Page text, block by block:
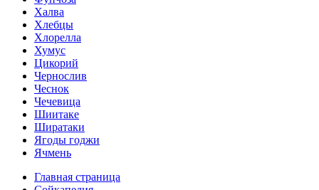
Халва
Хлебцы
Хлорелла
Хумус
Цикорий
Чернослив
Чеснок
Чечевица
Шиитаке
Ширатаки
Ягоды годжи
Ячмень
Главная страница